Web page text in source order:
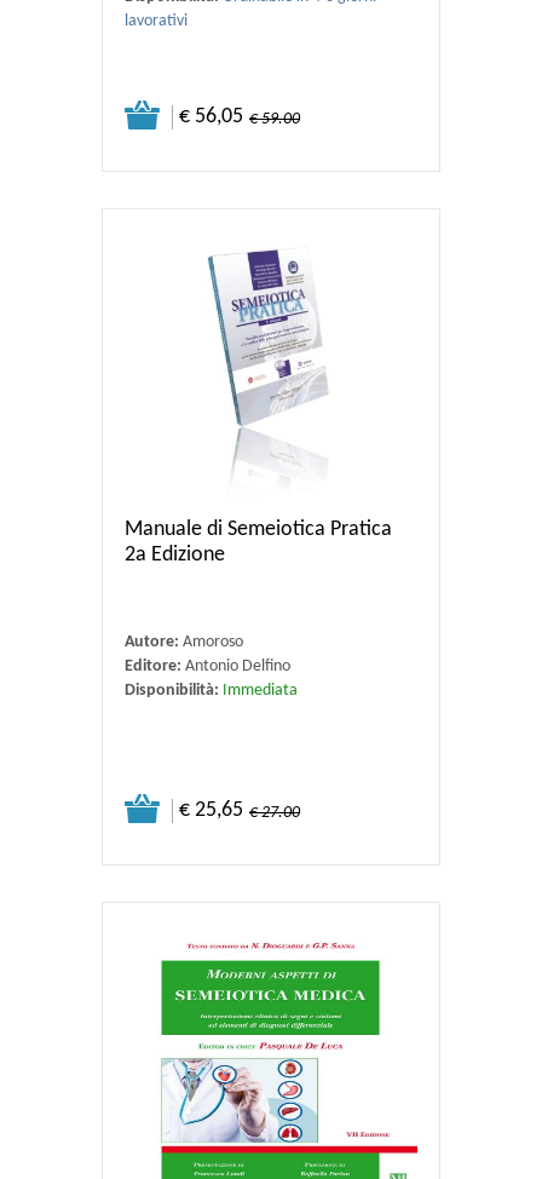
lavorativi
€ 56,05 € 59.00
Manuale di Semeiotica Pratica
2a Edizione
Autore: Amoroso
Editore: Antonio Delfino
Disponibilità: Immediata
€ 25,65 € 27.00